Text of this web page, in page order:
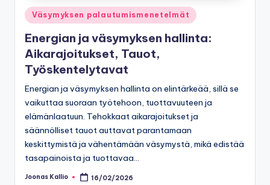
Posted
in
Väsymyksen palautumismenetelmät
Energian ja väsymyksen hallinta:
Aikarajoitukset, Tauot,
Työskentelytavat
Energian ja väsymyksen hallinta on elintärkeää, sillä se
vaikuttaa suoraan työtehoon, tuottavuuteen ja
elämänlaatuun. Tehokkaat aikarajoitukset ja
säännölliset tauot auttavat parantamaan
keskittymistä ja vähentämään väsymystä, mikä edistää
tasapainoista ja tuottavaa…
Posted
Joonas Kallio 16/02/2026